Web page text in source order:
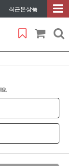
최근본상품